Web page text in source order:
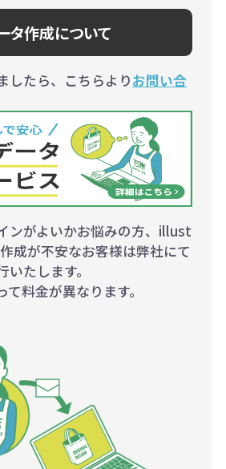
タ作成について
したら、こちらよりお問い合
ンがよいかお悩みの方、illust
成が不安なお客様は弊社にて
たします。
料金が異なります。